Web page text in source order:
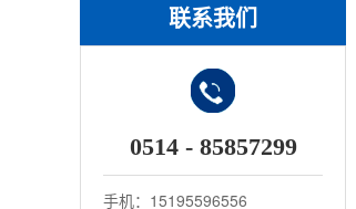
联系我们
0514 - 85857299
手机：15195596556